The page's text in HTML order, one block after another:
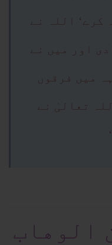
کرے‘ اللہ نے
اور میں نے
میں فرقوں
تعالیٰ نے
الوهاب